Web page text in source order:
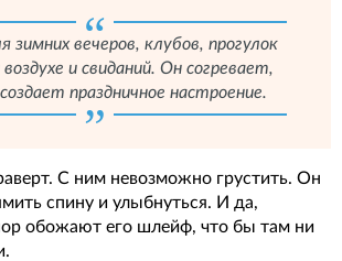
зимних вечеров, клубов, прогулок
и свиданий. Он согревает,
праздничное настроение.
С ним невозможно грустить. Он
спину и улыбнуться. И да,
обожают его шлейф, что бы там ни